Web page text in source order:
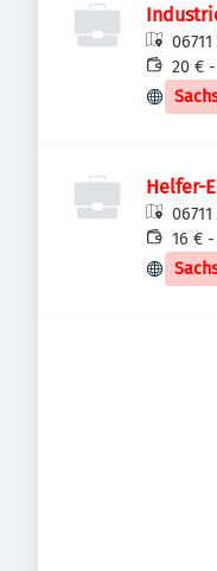
20 €
Helfer-
16 €